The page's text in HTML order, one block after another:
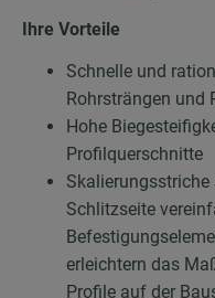
Ihre Vorteile
Schnelle und
Rohrsträngen und
Hohe
Profilquerschnitte
Schlitzseite
erleichtern das
Profile auf der